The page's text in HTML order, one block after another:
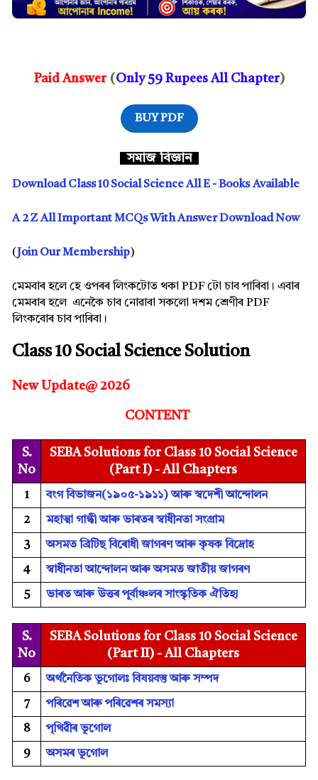
Paid Answer(Only 59 Rupees All Chapter)
BUY PDF
সমাজ বিজ্ঞান
Download Class 10 Social Science All E - Books Available
A 2 Z All Important MCQs With Answer Download Now
( Join Our Membership)
মেমবাৰ হলে হে ওপৰৰ লিংকটোত থকা PDF টো চাব পাৰিবা। এবাৰ
মেমবাৰ হলে এনেকৈ চাব নোৱাৰা সকলো দশম শ্ৰেণীৰ PDF
লিংকবোৰ চাব পাৰিবা।
Class 10 Social Science Solution
New Update@ 2026
CONTENT
S.
No
SEBA Solutions for Class 10 Social Science
(Part I) - All Chapters
1 বংগ বিভাজন(১৯০৫-১৯১১) আৰু স্বদেশী আন্দোলন
2 মহাত্মা গান্ধী আৰু ভাৰতৰ স্বাধীনতা সংগ্ৰাম
3 অসমত ব্ৰিটিছ বিৰোধী জাগৰণ আৰু কৃষক বিদ্ৰোহ
4 স্বাধীনতা আন্দোলন আৰু অসমত জাতীয় জাগৰণ
5 ভাৰত আৰু উত্তৰ পূৰ্বাঞ্চলৰ সাংস্কৃতিক ঐতিহ্য
S.
No
SEBA Solutions for Class 10 Social Science
(Part II) - All Chapters
6 অৰ্থনৈতিক ভূগোলঃ বিষয়বস্তু আৰু সম্পদ
7 পৰিৱেশ আৰু পৰিৱেশৰ সমস্যা
8 পৃথিৱীৰ ভূগোল
9 অসমৰ ভূগোল